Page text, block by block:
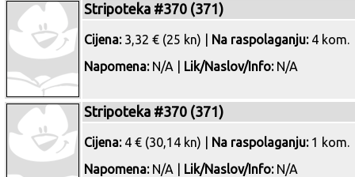
Stripoteka #370 (371)
Cijena:3,32 € (25 kn) | Na raspolaganju:4 kom.
Napomena:N/A | Lik/Naslov/Info:N/A
Stripoteka #370 (371)
Cijena:4 € (30,14 kn) | Na raspolaganju:1 kom.
Napomena:N/A | Lik/Naslov/Info:N/A